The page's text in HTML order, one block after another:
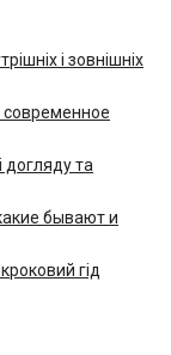
і зовнішніх
догляду та
бывают и
гід